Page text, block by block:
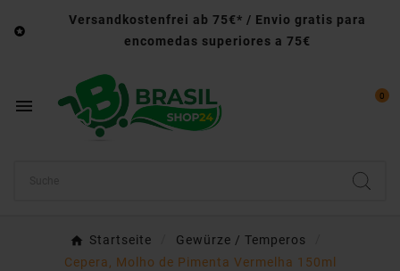

Versandkostenfrei ab 75€* / Envio gratis para
encomedas superiores a 75€
 0
Startseite
Gewürze / Temperos
Cepera, Molho de Pimenta Vermelha 150ml